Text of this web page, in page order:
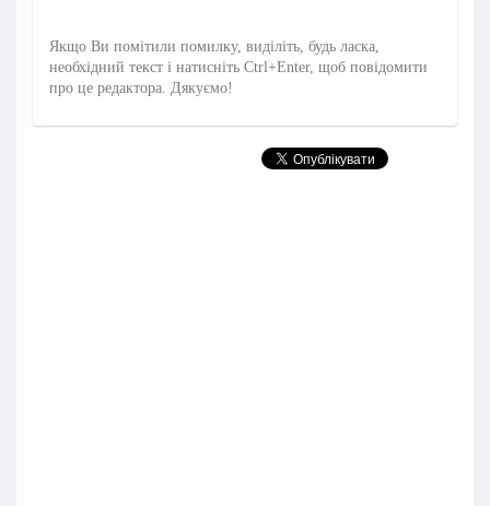
Якщо Ви помітили помилку, виділіть, будь ласка,
необхідний текст і натисніть Ctrl+Enter, щоб повідомити
про це редактора. Дякуємо!